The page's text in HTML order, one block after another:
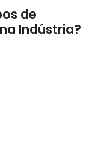
de
Indústria?